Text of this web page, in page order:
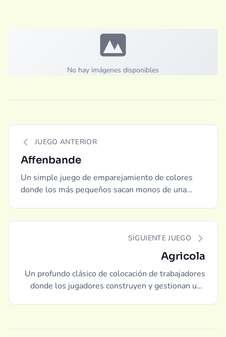
No hay imágenes disponibles
JUEGO ANTERIOR
Affenbande
Un simple juego de emparejamiento de colores
donde los más pequeños sacan monos de una
SIGUIENTE JUEGO
Agricola
Un profundo clásico de colocación de trabajadores
donde los jugadores construyen y gestionan una